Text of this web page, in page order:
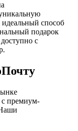
идеальный способ
подарок
с
премиум-